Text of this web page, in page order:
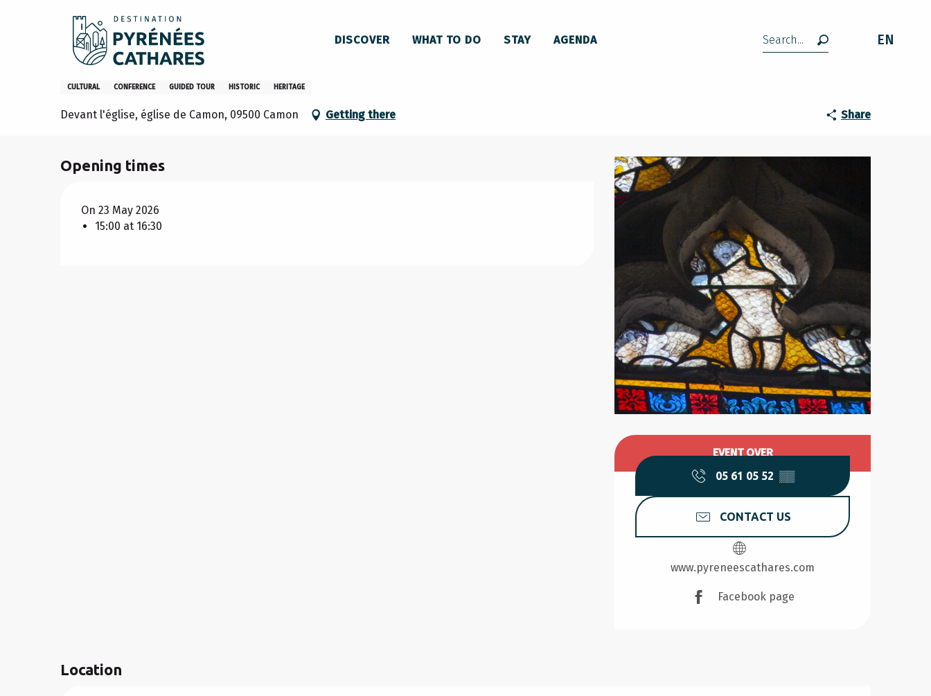
Search EN
DISCOVER WHAT TO DO STAY AGENDA
Home Stay Agenda
Les vitraux de l'église de Camon : visite à deux voix
CULTURAL CONFERENCE GUIDED TOUR HISTORIC HERITAGE
Devant l'église, église de Camon, 09500 Camon Getting there Share
Opening hours & contact
EVENT OVER
05 61 05 52 ▒▒
CONTACT US
www.pyreneescathares.com
Facebook page
Opening times
On 23 May 2026
15:00 at 16:30
Location